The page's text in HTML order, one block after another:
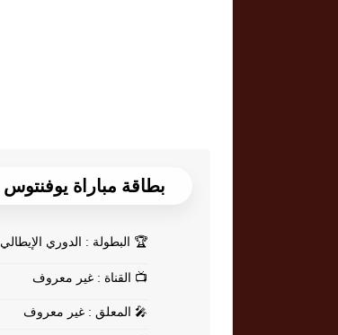
بطاقة مباراة يوفنتوس Vs اتلانتا
🏆 البطولة : الدوري الإيطالي
📺 القناة : غير معروف
🎤 المعلق : غير معروف